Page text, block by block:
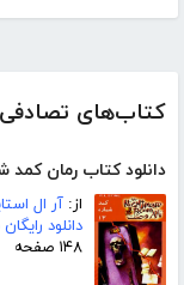
کتاب‌های تصادفی
دانلود کتاب رمان کمد
از: آر ال
دانلود
۱۴۸ صفحه